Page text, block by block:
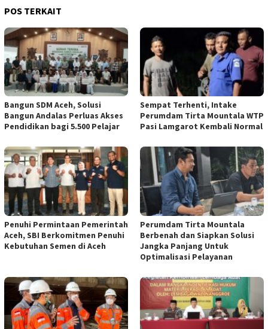
POS TERKAIT
Bangun SDM Aceh, Solusi
Bangun Andalas Perluas Akses
Pendidikan bagi 5.500 Pelajar
Sempat Terhenti, Intake
Perumdam Tirta Mountala WTP
Pasi Lamgarot Kembali Normal
Penuhi Permintaan Pemerintah
Aceh, SBI Berkomitmen Penuhi
Kebutuhan Semen di Aceh
Perumdam Tirta Mountala
Berbenah dan Siapkan Solusi
Jangka Panjang Untuk
Optimalisasi Pelayanan